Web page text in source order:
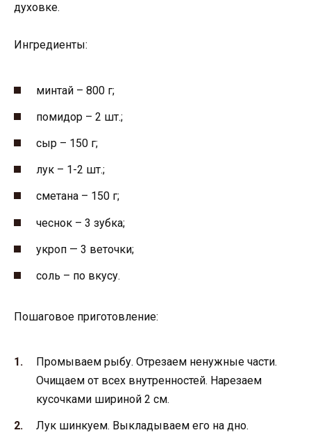
духовке.
Ингредиенты:
минтай – 800 г;
помидор – 2 шт.;
сыр – 150 г;
лук – 1-2 шт.;
сметана – 150 г;
чеснок – 3 зубка;
укроп — 3 веточки;
соль – по вкусу.
Пошаговое приготовление:
Промываем рыбу. Отрезаем ненужные части.
Очищаем от всех внутренностей. Нарезаем
кусочками шириной 2 см.
Лук шинкуем. Выкладываем его на дно.